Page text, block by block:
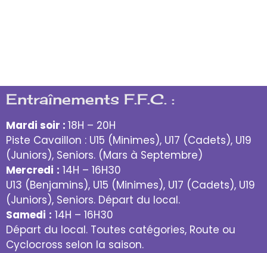
Entraînements F.F.C. :
Mardi soir : 18H – 20H
Piste Cavaillon : U15 (Minimes), U17 (Cadets), U19
(Juniors), Seniors. (Mars à Septembre)
Mercredi : 14H – 16H30
U13 (Benjamins), U15 (Minimes), U17 (Cadets), U19
(Juniors), Seniors. Départ du local.
Samedi : 14H – 16H30
Départ du local. Toutes catégories, Route ou
Cyclocross selon la saison.